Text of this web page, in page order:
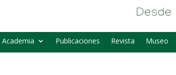
Academia Publicaciones Revista Museo